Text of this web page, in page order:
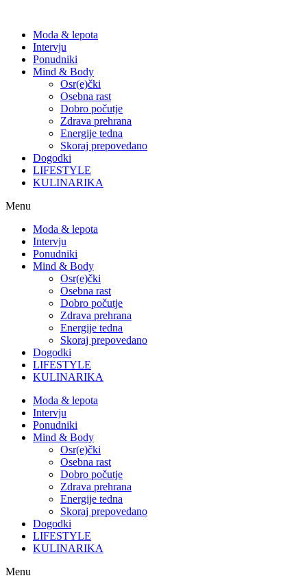
Moda & lepota
Intervju
Ponudniki
Mind & Body
Osr(e)čki
Osebna rast
Dobro počutje
Zdrava prehrana
Energije tedna
Skoraj prepovedano
Dogodki
LIFESTYLE
KULINARIKA
Menu
Moda & lepota
Intervju
Ponudniki
Mind & Body
Osr(e)čki
Osebna rast
Dobro počutje
Zdrava prehrana
Energije tedna
Skoraj prepovedano
Dogodki
LIFESTYLE
KULINARIKA
Moda & lepota
Intervju
Ponudniki
Mind & Body
Osr(e)čki
Osebna rast
Dobro počutje
Zdrava prehrana
Energije tedna
Skoraj prepovedano
Dogodki
LIFESTYLE
KULINARIKA
Menu